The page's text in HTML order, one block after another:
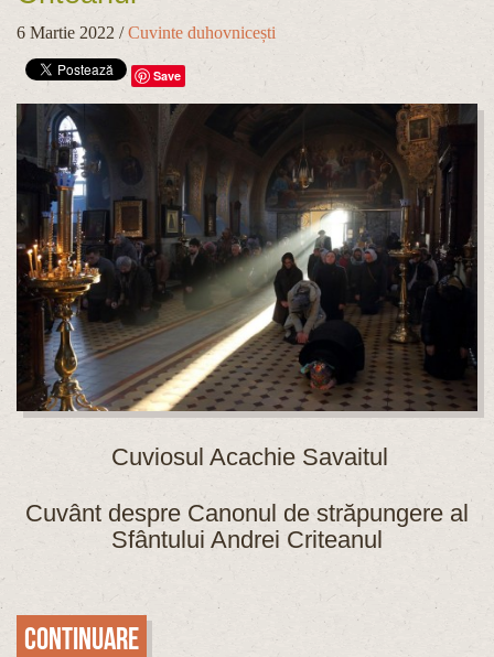
6 Martie 2022 /Cuvinte duhovnicești
Save
Cuviosul Acachie Savaitul
Cuvânt despre Canonul de străpungere al
Sfântului Andrei Criteanul
Continuare